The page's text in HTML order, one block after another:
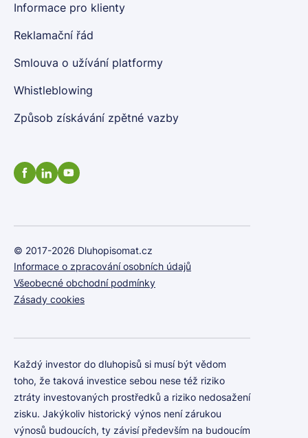
Informace pro klienty
Reklamační řád
Smlouva o užívání platformy
Whistleblowing
Způsob získávání zpětné vazby
© 2017-2026 Dluhopisomat.cz
Informace o zpracování osobních údajů
Všeobecné obchodní podmínky
Zásady cookies
Každý investor do dluhopisů si musí být vědom
toho, že taková investice sebou nese též riziko
ztráty investovaných prostředků a riziko nedosažení
zisku. Jakýkoliv historický výnos není zárukou
výnosů budoucích, ty závisí především na budoucím